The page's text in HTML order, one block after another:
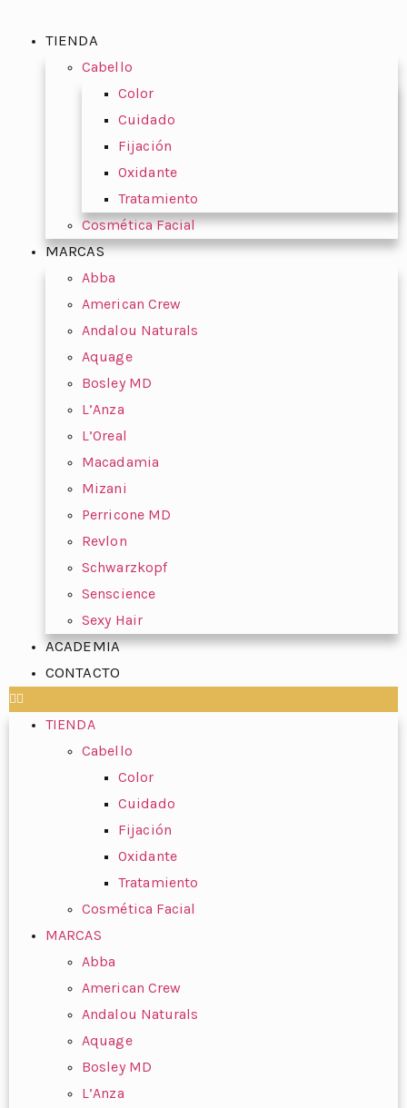
TIENDA
Cabello
Color
Cuidado
Fijación
Oxidante
Tratamiento
Cosmética Facial
MARCAS
Abba
American Crew
Andalou Naturals
Aquage
Bosley MD
L’Anza
L’Oreal
Macadamia
Mizani
Perricone MD
Revlon
Schwarzkopf
Senscience
Sexy Hair
ACADEMIA
CONTACTO
TIENDA
Cabello
Color
Cuidado
Fijación
Oxidante
Tratamiento
Cosmética Facial
MARCAS
Abba
American Crew
Andalou Naturals
Aquage
Bosley MD
L’Anza